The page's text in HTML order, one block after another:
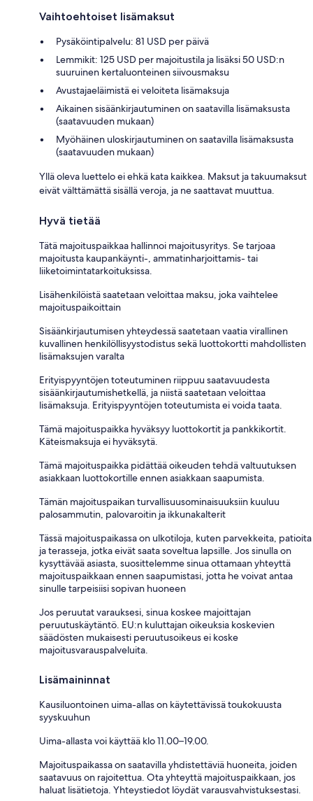
Vaihtoehtoiset lisämaksut
Pysäköintipalvelu: 81 USD per päivä
Lemmikit: 125 USD per majoitustila ja lisäksi 50 USD:n
suuruinen kertaluonteinen siivousmaksu
Avustajaeläimistä ei veloiteta lisämaksuja
Aikainen sisäänkirjautuminen on saatavilla lisämaksusta
(saatavuuden mukaan)
Myöhäinen uloskirjautuminen on saatavilla lisämaksusta
(saatavuuden mukaan)
Yllä oleva luettelo ei ehkä kata kaikkea. Maksut ja takuumaksut
eivät välttämättä sisällä veroja, ja ne saattavat muuttua.
Hyvä tietää
Tätä majoituspaikkaa hallinnoi majoitusyritys. Se tarjoaa
majoitusta kaupankäynti-, ammatinharjoittamis- tai
liiketoimintatarkoituksissa.
Lisähenkilöistä saatetaan veloittaa maksu, joka vaihtelee
majoituspaikoittain
Sisäänkirjautumisen yhteydessä saatetaan vaatia virallinen
kuvallinen henkilöllisyystodistus sekä luottokortti mahdollisten
lisämaksujen varalta
Erityispyyntöjen toteutuminen riippuu saatavuudesta
sisäänkirjautumishetkellä, ja niistä saatetaan veloittaa
lisämaksuja. Erityispyyntöjen toteutumista ei voida taata.
Tämä majoituspaikka hyväksyy luottokortit ja pankkikortit.
Käteismaksuja ei hyväksytä.
Tämä majoituspaikka pidättää oikeuden tehdä valtuutuksen
asiakkaan luottokortille ennen asiakkaan saapumista.
Tämän majoituspaikan turvallisuusominaisuuksiin kuuluu
palosammutin, palovaroitin ja ikkunakalterit
Tässä majoituspaikassa on ulkotiloja, kuten parvekkeita, patioita
ja terasseja, jotka eivät saata soveltua lapsille. Jos sinulla on
kysyttävää asiasta, suosittelemme sinua ottamaan yhteyttä
majoituspaikkaan ennen saapumistasi, jotta he voivat antaa
sinulle tarpeisiisi sopivan huoneen
Jos peruutat varauksesi, sinua koskee majoittajan
peruutuskäytäntö. EU:n kuluttajan oikeuksia koskevien
säädösten mukaisesti peruutusoikeus ei koske
majoitusvarauspalveluita.
Lisämaininnat
Kausiluontoinen uima-allas on käytettävissä toukokuusta
syyskuuhun
Uima-allasta voi käyttää klo 11.00–19.00.
Majoituspaikassa on saatavilla yhdistettäviä huoneita, joiden
saatavuus on rajoitettua. Ota yhteyttä majoituspaikkaan, jos
haluat lisätietoja. Yhteystiedot löydät varausvahvistuksestasi.